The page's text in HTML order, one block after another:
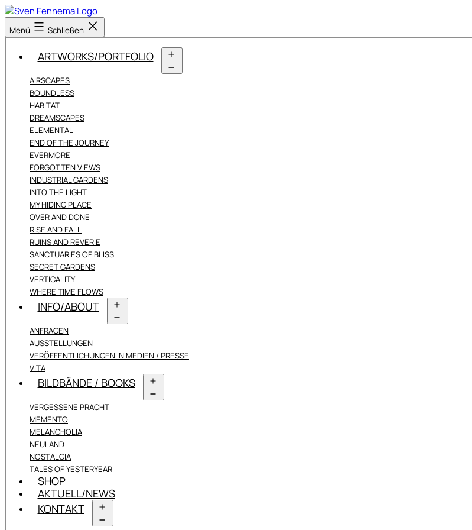
Zum
Inhalt
springen
Sven
Fennema
Menü Schließen
ARTWORKS/PORTFOLIO
AIRSCAPES
BOUNDLESS
HABITAT
DREAMSCAPES
ELEMENTAL
END OF THE JOURNEY
EVERMORE
FORGOTTEN VIEWS
INDUSTRIAL GARDENS
INTO THE LIGHT
MY HIDING PLACE
OVER AND DONE
RISE AND FALL
RUINS AND REVERIE
SANCTUARIES OF BLISS
SECRET GARDENS
VERTICALITY
WHERE TIME FLOWS
INFO/ABOUT
ANFRAGEN
AUSSTELLUNGEN
VERÖFFENTLICHUNGEN IN MEDIEN / PRESSE
VITA
BILDBÄNDE / BOOKS
VERGESSENE PRACHT
MEMENTO
MELANCHOLIA
NEULAND
NOSTALGIA
TALES OF YESTERYEAR
SHOP
AKTUELL/NEWS
KONTAKT